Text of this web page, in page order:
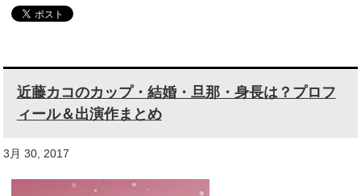
近藤カコのカップ・結婚・旦那・身長は？プロフ
ィール＆出演作まとめ
3月 30, 2017